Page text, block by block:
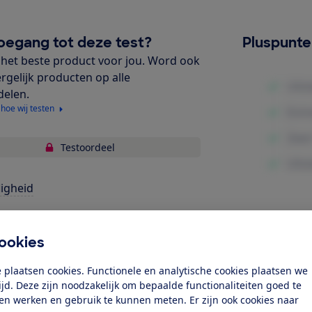
plaatsen cookies. Functionele en analytische cookies plaatsen we
Deze zijn noodzakelijk om bepaalde functionaliteiten goed te
werken en gebruik te kunnen meten. Er zijn ook cookies naar
tot deze test?
beste product voor jou. Word ook
producten op alle
wij testen
Testoordeel
toegang tot deze test?